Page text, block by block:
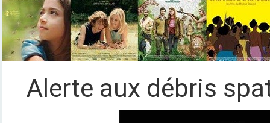
Alerte aux débris